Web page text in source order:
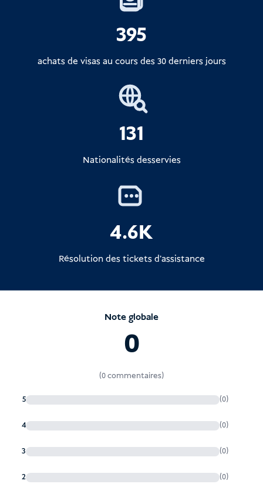
395
achats de visas au cours des 30 derniers jours
131
Nationalités desservies
4.6K
Résolution des tickets d'assistance
Note globale
0
(0 commentaires)
5 (0)
4 (0)
3 (0)
2 (0)